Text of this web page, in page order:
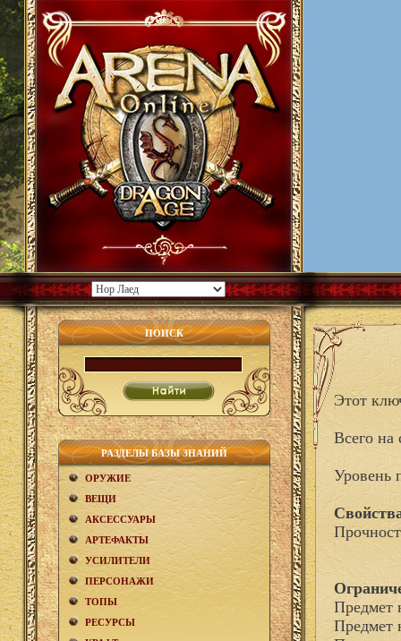
ПОИСК
РАЗДЕЛЫ БАЗЫ ЗНАНИЙ
ОРУЖИЕ
ВЕЩИ
АКCЕСCУАРЫ
АРТЕФАКТЫ
УСИЛИТЕЛИ
ПЕРСОНАЖИ
ТОПЫ
РЕСУРСЫ
Этот
Всего на
Уровень
Предмет
Предмет